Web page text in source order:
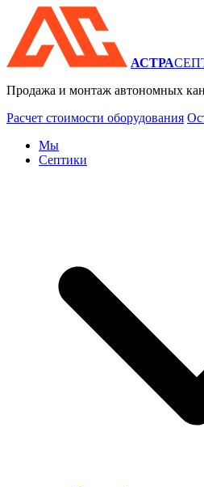
АСТРА
Продажа и монтаж автономных
Расчет стоимости оборудования
Мы
Септики